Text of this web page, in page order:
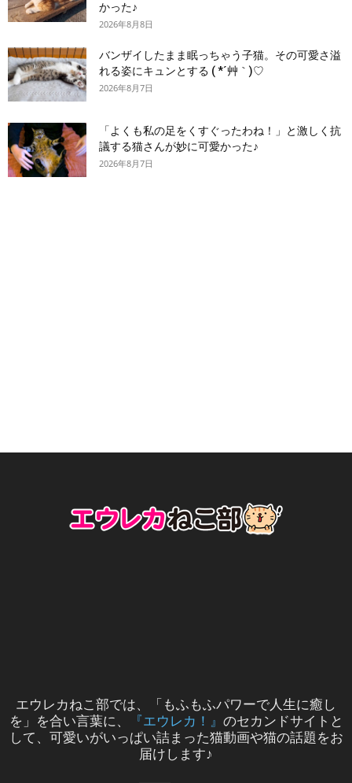
かった♪
2026年8月8日
バンザイしたまま眠っちゃう子猫。その可愛さ溢
れる姿にキュンとする ( *´艸｀)♡
2026年8月7日
「よくも私の足をくすぐったわね！」と激しく抗
議する猫さんが妙に可愛かった♪
2026年8月7日
エウレカねこ部では、「もふもふパワーで人生に癒し
を」を合い言葉に、
『エウレカ！』 のセカンドサイトと
して、可愛いがいっぱい詰まった猫動画や猫の話題をお
届けします♪